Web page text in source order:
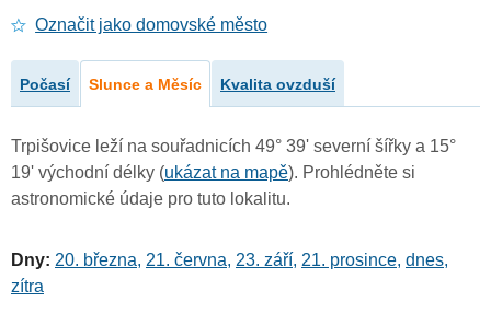
Označit jako domovské město
Počasí Slunce a Měsíc Kvalita ovzduší
Trpišovice leží na souřadnicích 49° 39' severní šířky a 15°
19' východní délky (ukázat na mapě). Prohlédněte si
astronomické údaje pro tuto lokalitu.
Dny: 20. března, 21. června, 23. září, 21. prosince, dnes,
zítra